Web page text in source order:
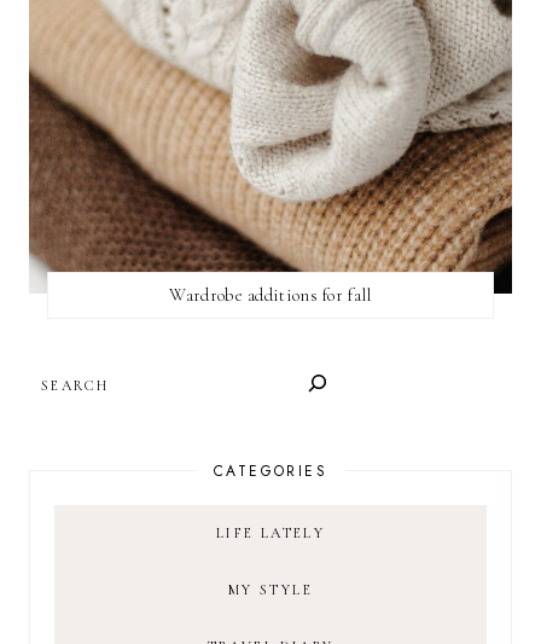
Wardrobe additions for fall
CATEGORIES
LIFE LATELY
MY STYLE